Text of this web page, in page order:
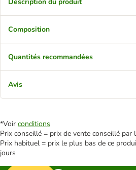
Composition
Quantités recommandées
Avis
*Voir conditions
Prix conseillé = prix de vente conseillé par
Prix habituel = prix le plus bas de ce
jours